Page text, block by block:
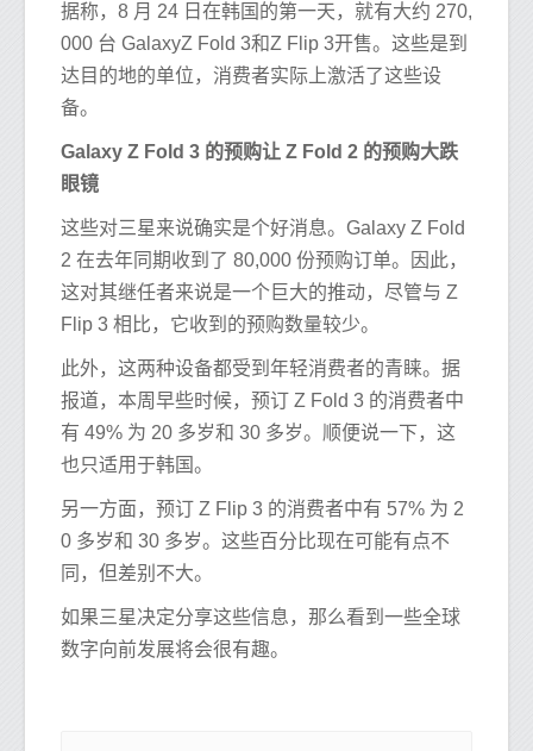
据称，8 月 24 日在韩国的第一天，就有大约 270,
000 台 GalaxyZ Fold 3和Z Flip 3开售。这些是到
达目的地的单位，消费者实际上激活了这些设
备。
Galaxy Z Fold 3 的预购让 Z Fold 2 的预购大跌
眼镜
这些对三星来说确实是个好消息。Galaxy Z Fold
2 在去年同期收到了 80,000 份预购订单。因此，
这对其继任者来说是一个巨大的推动，尽管与 Z
Flip 3 相比，它收到的预购数量较少。
此外，这两种设备都受到年轻消费者的青睐。据
报道，本周早些时候，预订 Z Fold 3 的消费者中
有 49% 为 20 多岁和 30 多岁。顺便说一下，这
也只适用于韩国。
另一方面，预订 Z Flip 3 的消费者中有 57% 为 2
0 多岁和 30 多岁。这些百分比现在可能有点不
同，但差别不大。
如果三星决定分享这些信息，那么看到一些全球
数字向前发展将会很有趣。